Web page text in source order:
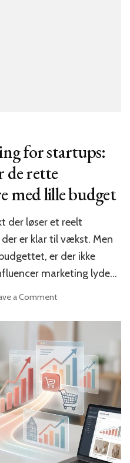
for startups:
rette
med lille budget
der løser et reelt
er klar til vækst. Men
er der ikke
marketing lyde…
a Commenton
marketing
startups:
Hvordan
du
finder
de
rette
samarbejdspartnere
med
lille
budget